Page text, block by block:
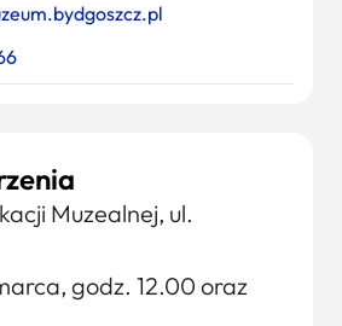
Muzealnej, ul.
godz. 12.00 oraz